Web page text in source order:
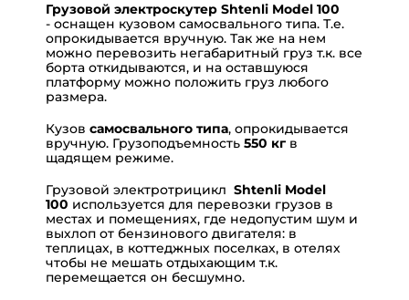
Грузовой электроскутер Shtenli Model 100
- оснащен кузовом самосвального типа. Т.е.
опрокидывается вручную. Так же на нем
можно перевозить негабаритный груз т.к. все
борта откидываются, и на оставшуюся
платформу можно положить груз любого
размера.
Кузов самосвального типа, опрокидывается
вручную. Грузоподъемность 550 кг в
щадящем режиме.
Грузовой электротрицикл Shtenli Model
100 используется для перевозки грузов в
местах и помещениях, где недопустим шум и
выхлоп от бензинового двигателя: в
теплицах, в коттеджных поселках, в отелях
чтобы не мешать отдыхающим т.к.
перемещается он бесшумно.